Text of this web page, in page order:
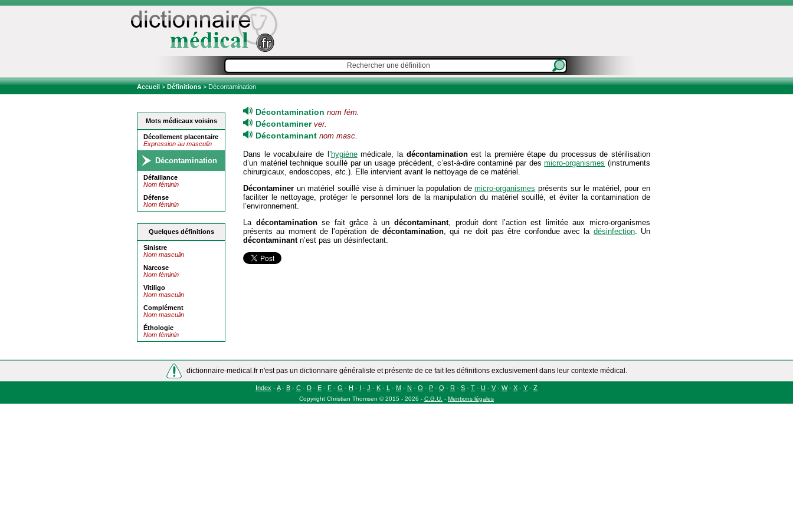
Accueil>Définitions> Décontamination
Mots médicaux voisins
Décollement placentaire
Expression au masculin
Décontamination
Défaillance
Nom féminin
Défense
Nom féminin
Quelques définitions
Sinistre
Nom masculin
Narcose
Nom féminin
Vitiligo
Nom masculin
Complément
Nom masculin
Éthologie
Nom féminin
Décontamination nom fém.
Décontaminer ver.
Décontaminant nom masc.
Dans le vocabulaire de l’ hygiènemédicale, la décontaminationest la première étape du processus de stérilisation
d’un matériel technique souillé par un usage précédent, c’est-à-dire contaminé par desmicro-organismes (instruments
chirurgicaux, endoscopes, etc.). Elle intervient avant le nettoyage de ce matériel.
Décontaminer un matériel souillé vise à diminuer la population demicro-organismes présents sur le matériel, pour en
faciliter le nettoyage, protéger le personnel lors de la manipulation du matériel souillé, et éviter la contamination de
l’environnement.
La décontaminationse fait grâce à undécontaminant, produit dont l’action est limitée aux micro-organismes
présents au moment de l’opération de décontamination, qui ne doit pas être confondue avec la désinfection. Un
décontaminantn’est pas un désinfectant.
dictionnaire-medical.fr n'est pas un dictionnaire généraliste et présente de ce fait les définitions exclusivement dans leur contexte médical.
Index -A- B - C - D - E - F - G - H - I - J - K - L - M - N - O - P - Q - R - S - T - U - V- W- X - Y - Z
Copyright Christian Thomsen ©2015 - 2026 - C.G.U. - Mentions légales